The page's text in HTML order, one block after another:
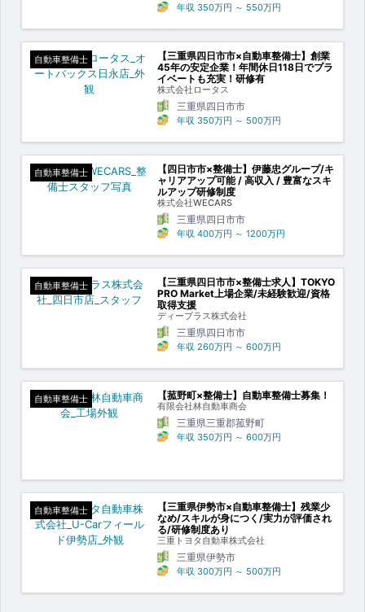
年収 350万円 ～ 550万円
自動車整備士
【三重県四日市市×自動車整備士】創業
45年の安定企業！年間休日118日でプラ
イベートも充実！研修有
株式会社ロータス
三重県四日市市
年収 350万円 ～ 500万円
自動車整備士
【四日市市×整備士】伊藤忠グループ/キ
ャリアアップ可能 / 高収入 / 豊富なスキ
ルアップ研修制度
株式会社WECARS
三重県四日市市
年収 400万円 ～ 1200万円
自動車整備士
【三重県四日市市×整備士求人】TOKYO
PRO Market上場企業/未経験歓迎/資格
取得支援
ディープラス株式会社
三重県四日市市
年収 260万円 ～ 600万円
自動車整備士 【菰野町×整備士】自動車整備士募集！
有限会社林自動車商会
三重県三重郡菰野町
年収 350万円 ～ 600万円
自動車整備士
【三重県伊勢市×自動車整備士】残業少
なめ/スキルが身につく/実力が評価され
る/研修制度あり
三重トヨタ自動車株式会社
三重県伊勢市
年収 300万円 ～ 500万円